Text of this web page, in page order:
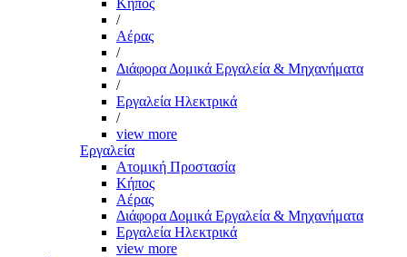
Kήπος
/
Αέρας
/
Διάφορα Δομικά Εργαλεία & Μηχανήματα
/
Εργαλεία Ηλεκτρικά
/
view more
Εργαλεία
Aτομική Προστασία
Kήπος
Αέρας
Διάφορα Δομικά Εργαλεία & Μηχανήματα
Εργαλεία Ηλεκτρικά
view more